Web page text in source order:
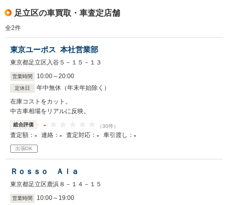
足立区の車買取・車査定店舗
全2件
東京ユーポス 本社営業部
東京都足立区入谷５－１５－１３
営業時間 10:00～20:00
定休日
年中無休（年末年始除く）
在庫コストをカット。
中古車相場をリアルに反映。
総合評価 - （30件）
査定額： - 連絡： - 査定対応： - 車引渡し： -
出張OK
Ｒｏｓｓｏ Ａｌａ
東京都足立区鹿浜８－１４－１５
営業時間 10:00～ 19:00